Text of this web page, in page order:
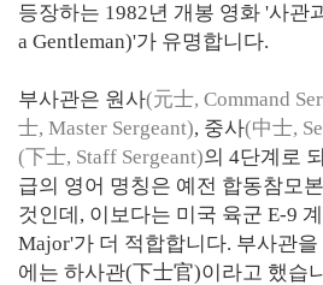
등장하는 1982년 개봉 영화 '사관
a Gentleman)'가 유명합니다.
부사관은 원사(元士, Command
士, Master Sergeant), 중사(中士,
(下士, Staff Sergeant)의 4단계로
급의 영어 명칭은 예전 합동참모
것인데, 이보다는 미국 육군 E-9
Major'가 더 적합합니다. 부사관을
에는 하사관(下士官)이라고 했습